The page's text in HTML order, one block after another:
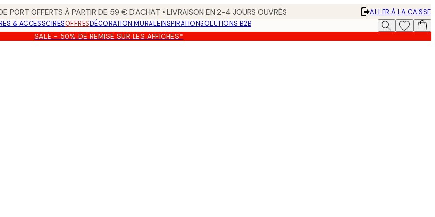
PORT OFFERTS À PARTIR DE 59 € D'ACHAT • LIVRAISON EN 2-4 JOURS OUVRÉS
ALLER À LA CAISSE
& ACCESSOIRESOFFRESDÉCORATION MURALEINSPIRATIONSOLUTIONS B2B
SALE - 50% DE REMISE SUR LES AFFICHES*